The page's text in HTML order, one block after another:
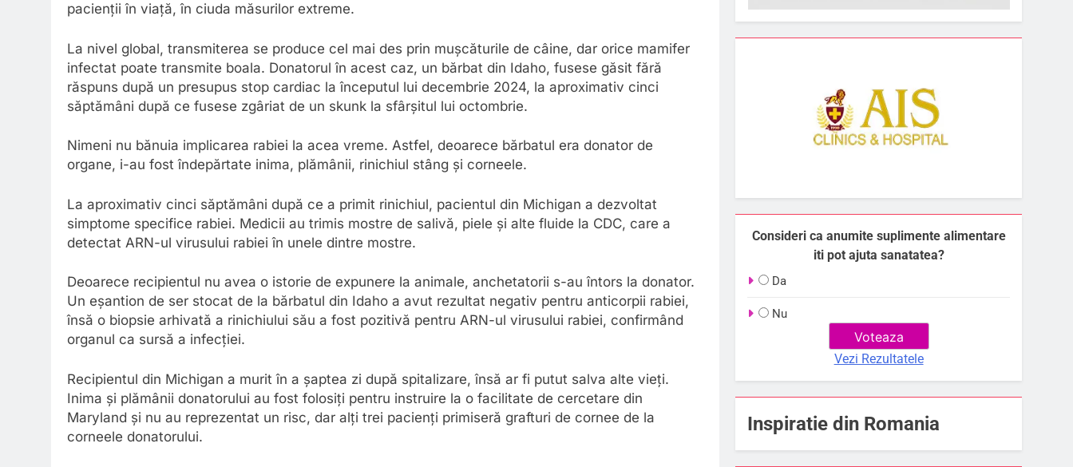
pacienții în viață, în ciuda măsurilor extreme.
La nivel global, transmiterea se produce cel mai des prin mușcăturile de câine, dar orice mamifer
infectat poate transmite boala. Donatorul în acest caz, un bărbat din Idaho, fusese găsit fără
răspuns după un presupus stop cardiac la începutul lui decembrie 2024, la aproximativ cinci
săptămâni după ce fusese zgâriat de un skunk la sfârșitul lui octombrie.
Nimeni nu bănuia implicarea rabiei la acea vreme. Astfel, deoarece bărbatul era donator de
organe, i-au fost îndepărtate inima, plămânii, rinichiul stâng și corneele.
La aproximativ cinci săptămâni după ce a primit rinichiul, pacientul din Michigan a dezvoltat
simptome specifice rabiei. Medicii au trimis mostre de salivă, piele și alte fluide la CDC, care a
detectat ARN-ul virusului rabiei în unele dintre mostre.
Deoarece recipientul nu avea o istorie de expunere la animale, anchetatorii s-au întors la donator.
Un eșantion de ser stocat de la bărbatul din Idaho a avut rezultat negativ pentru anticorpii rabiei,
însă o biopsie arhivată a rinichiului său a fost pozitivă pentru ARN-ul virusului rabiei, confirmând
organul ca sursă a infecției.
Recipientul din Michigan a murit în a șaptea zi după spitalizare, însă ar fi putut salva alte vieți.
Inima și plămânii donatorului au fost folosiți pentru instruire la o facilitate de cercetare din
Maryland și nu au reprezentat un risc, dar alți trei pacienți primiseră grafturi de cornee de la
corneele donatorului.
Consideri ca anumite suplimente alimentare
iti pot ajuta sanatatea?
Da
Nu
Vezi Rezultatele
Inspiratie din Romania